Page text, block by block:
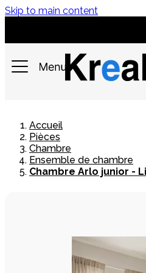
Skip to main content
Accueil
Pièces
Chambre
Ensemble de chambre
Chambre Arlo junior -